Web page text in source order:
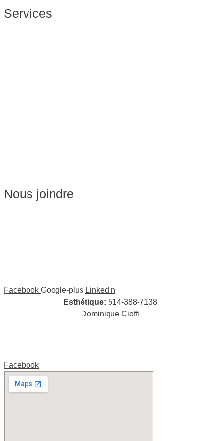
Services
Nous joindre
Facebook Google-plus Linkedin
Esthétique: 514-388-7138
Dominique Cioffi
Facebook